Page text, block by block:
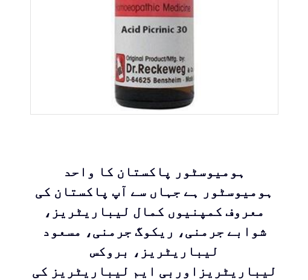
ہومیوسٹور پاکستان کا واحد
ہومیوسٹور ہے جہاں سے آپ پاکستان کی
معروف کمپنیوں کمال لیباریٹریز،
شوابے جرمنی، ریکوگ جرمنی، مسعود
لیباریٹریز، بروکس
لیباریٹریزاوربی ایم لیباریٹریز کی